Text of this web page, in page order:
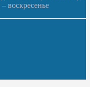
воскресенье